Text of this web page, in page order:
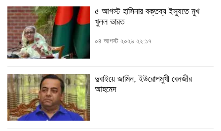
ভিডিও
৫ আগস্ট হাসিনার বক্তব্য ইস্যুতে মুখ
খুলল ভারত
০৪ আগস্ট ২০২৬ ২২:১৭
দুবাইয়ে জামিন, ইউরোপমুখী বেনজীর
আহমেদ